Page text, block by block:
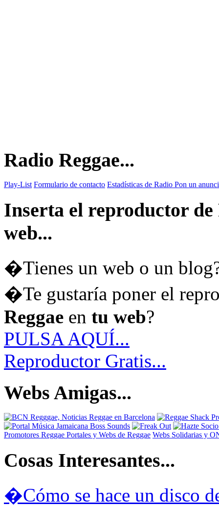
Radio Reggae...
Play-List Formulario de contacto Estadísticas de Radio Pon un
Inserta el reproductor de
web...
�Tienes un web o un
�Te gustaría poner el
Reggae en tu web?
PULSA AQUÍ...
Reproductor Gratis...
Webs Amigas...
Promotores Reggae Portales y Webs de Reggae Webs Solidarias y
Cosas Interesantes...
�Cómo se hace un disco